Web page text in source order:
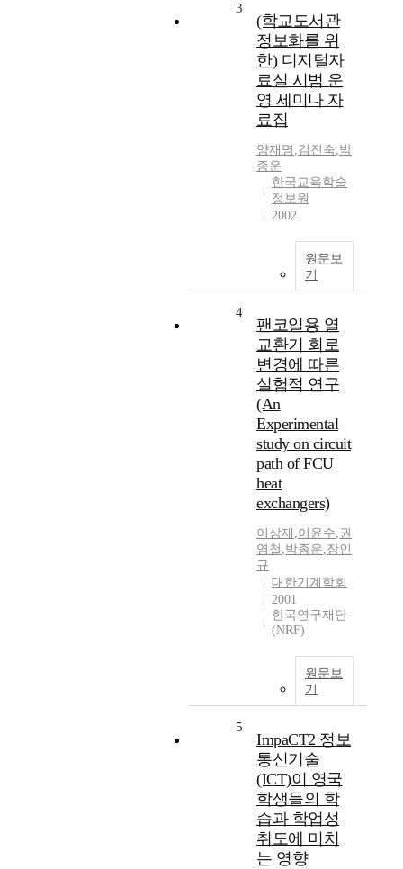
3
(학교도서관
정보화를 위
한) 디지털자
료실 시범 운
영 세미나 자
료집
양재명 ,김진숙,박
종운
한국교육학술
정보원
2002
원문보
기
4
팬코일용 열
교환기 회로
변경에 따른
실험적 연구
(An
Experimental
study on circuit
path of FCU
heat
exchangers)
이상재 ,이윤수,권
영철 ,박종운,장인
규
대한기계학회
2001
한국연구재단
(NRF)
원문보
기
5
ImpaCT2 정보
통신기술
(ICT)이 영국
학생들의 학
습과 학업성
취도에 미치
는 영향